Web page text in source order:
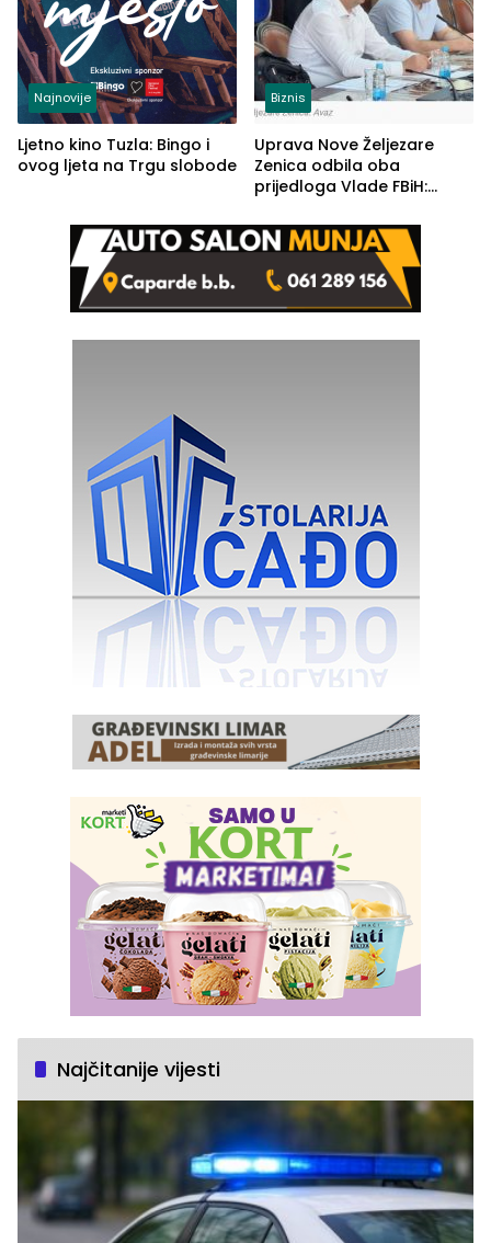
Najnovije
Ljetno kino Tuzla: Bingo i
ovog ljeta na Trgu slobode
Biznis
Uprava Nove Željezare
Zenica odbila oba
prijedloga Vlade FBiH:
rješenje
Najčitanije vijesti